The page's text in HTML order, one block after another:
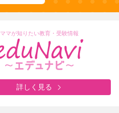
ママが知りたい教育・受験情報
詳しく見る